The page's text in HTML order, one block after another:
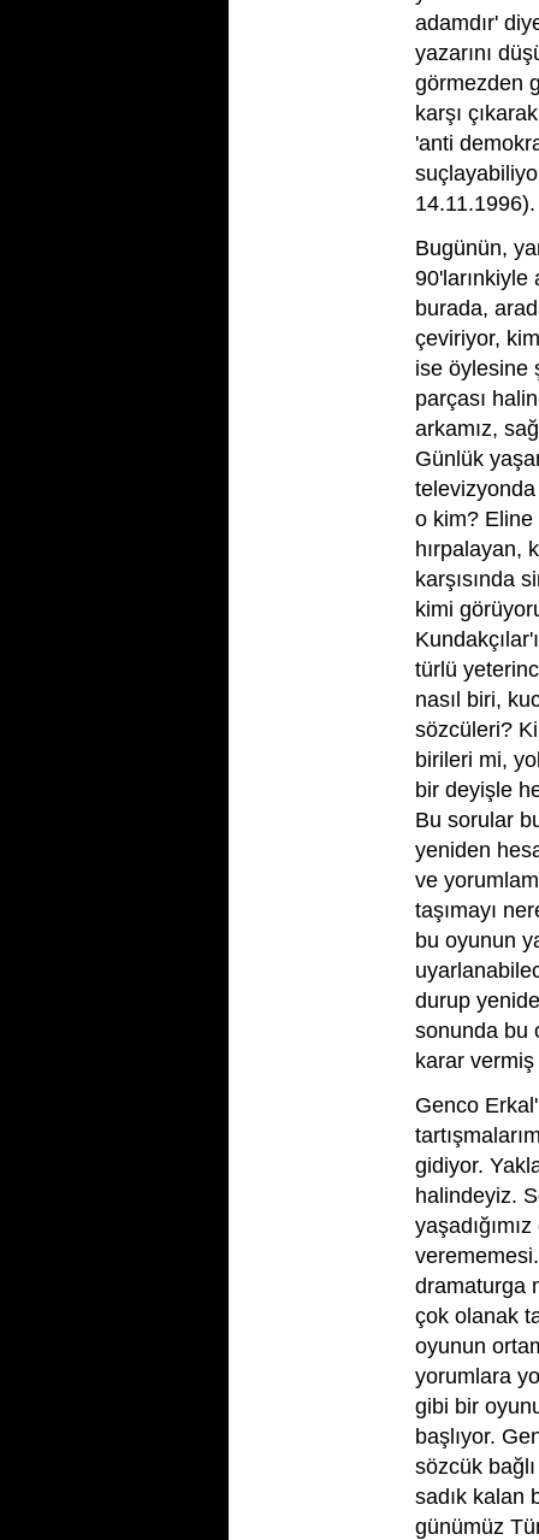
adamdır'
yazarını
görmezden
karşı
'anti
Bugünün,
90'larınkiyle
burada,
çeviriyor,
ise öylesine
parçası
arkamız,
Günlük
o kim? Eline
hırpalayan,
karşısında
kimi
türlü
nasıl biri,
sözcüleri?
birileri mi,
bir deyişle
Bu sorular
yeniden
ve
taşımayı
bu oyunun
durup
sonunda bu
karar vermiş
Genco
gidiyor.
halindeyiz.
dramaturga
çok olanak
oyunun
yorumlara
gibi bir
başlıyor.
sözcük
sadık kalan
günümüz